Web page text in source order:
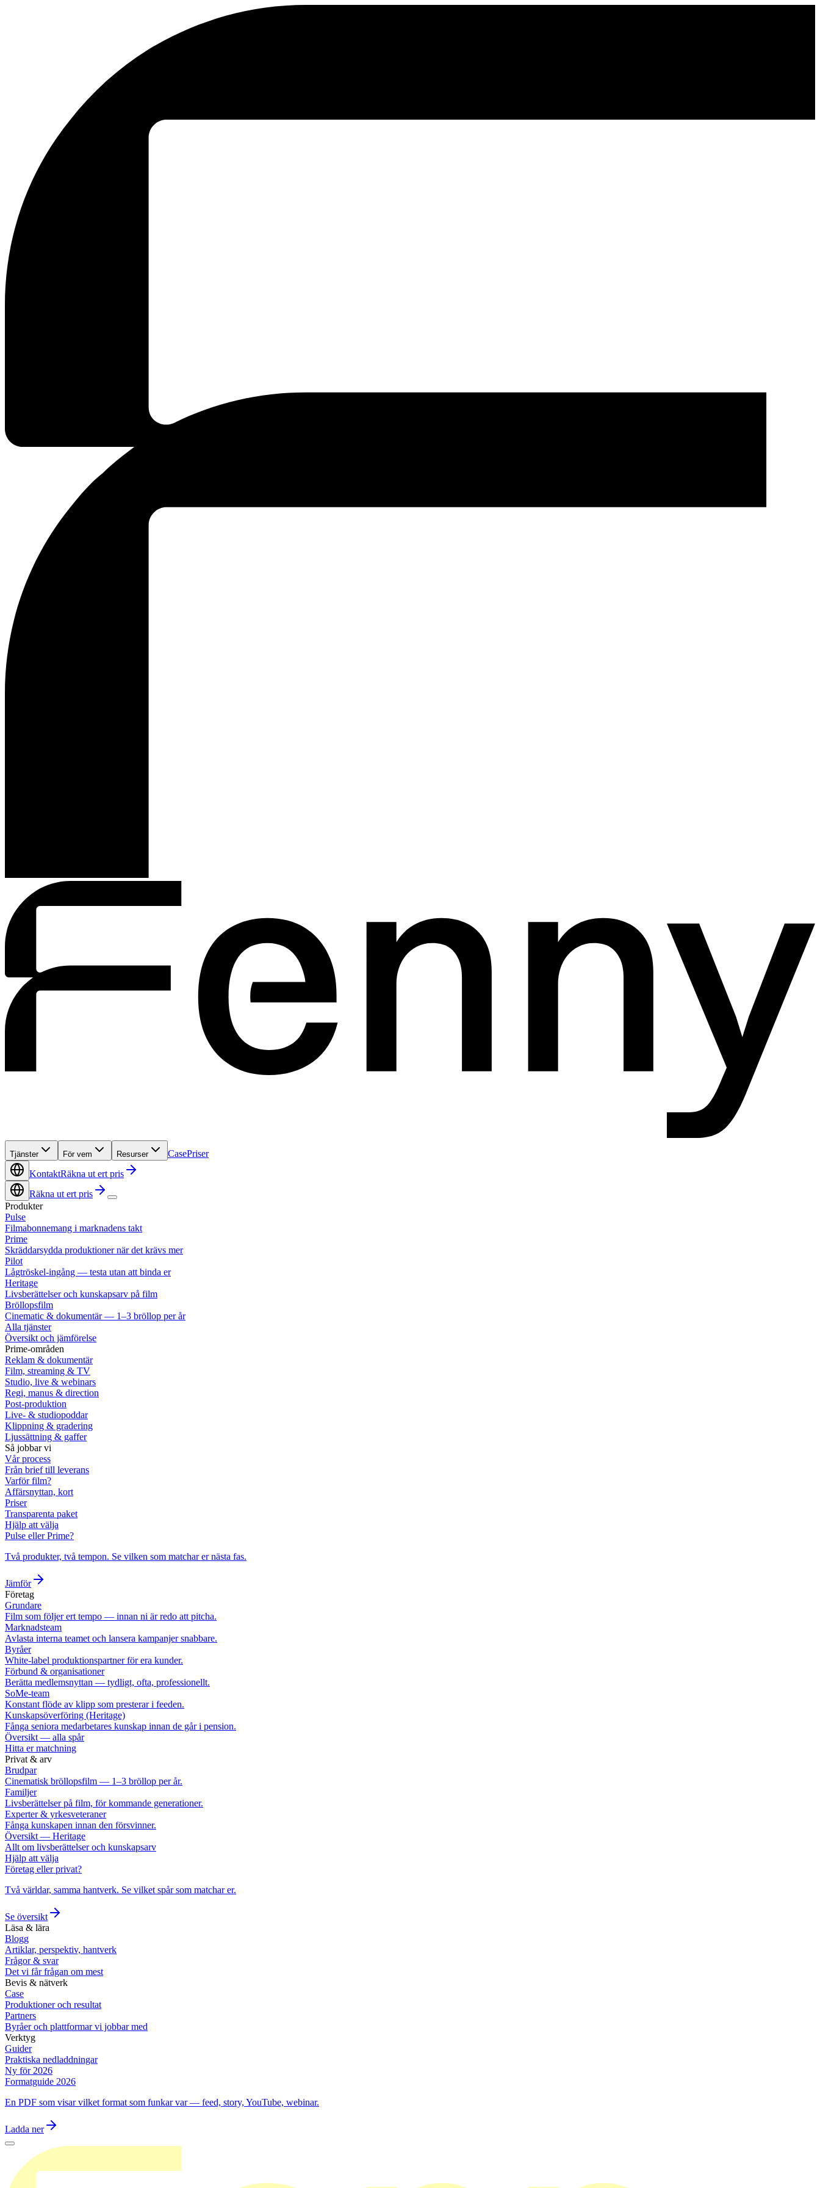
Tjänster För vem Resurser CasePriser
KontaktRäkna ut ert pris
Räkna ut ert pris
Produkter
Pulse
Filmabonnemang i marknadens takt
Prime
Skräddarsydda produktioner när det krävs mer
Pilot
Lågtröskel-ingång — testa utan att binda er
Heritage
Livsberättelser och kunskapsarv på film
Bröllopsfilm
Cinematic & dokumentär — 1–3 bröllop per år
Alla tjänster
Översikt och jämförelse
Prime-områden
Reklam & dokumentär
Film, streaming & TV
Studio, live & webinars
Regi, manus & direction
Post-produktion
Live- & studiopoddar
Klippning & gradering
Ljussättning & gaffer
Så jobbar vi
Vår process
Från brief till leverans
Varför film?
Affärsnyttan, kort
Priser
Transparenta paket
Hjälp att välja
Pulse eller Prime?
Två produkter, två tempon. Se vilken som matchar er nästa fas.
Jämför
Företag
Grundare
Film som följer ert tempo — innan ni är redo att pitcha.
Marknadsteam
Avlasta interna teamet och lansera kampanjer snabbare.
Byråer
White-label produktionspartner för era kunder.
Förbund & organisationer
Berätta medlemsnyttan — tydligt, ofta, professionellt.
SoMe-team
Konstant flöde av klipp som presterar i feeden.
Kunskapsöverföring (Heritage)
Fånga seniora medarbetares kunskap innan de går i pension.
Översikt — alla spår
Hitta er matchning
Privat & arv
Brudpar
Cinematisk bröllopsfilm — 1–3 bröllop per år.
Familjer
Livsberättelser på film, för kommande generationer.
Experter & yrkesveteraner
Fånga kunskapen innan den försvinner.
Översikt — Heritage
Allt om livsberättelser och kunskapsarv
Hjälp att välja
Företag eller privat?
Två världar, samma hantverk. Se vilket spår som matchar er.
Se översikt
Läsa & lära
Blogg
Artiklar, perspektiv, hantverk
Frågor & svar
Det vi får frågan om mest
Bevis & nätverk
Case
Produktioner och resultat
Partners
Byråer och plattformar vi jobbar med
Verktyg
Guider
Praktiska nedladdningar
Ny för 2026
Formatguide 2026
En PDF som visar vilket format som funkar var — feed, story, YouTube, webinar.
Ladda ner